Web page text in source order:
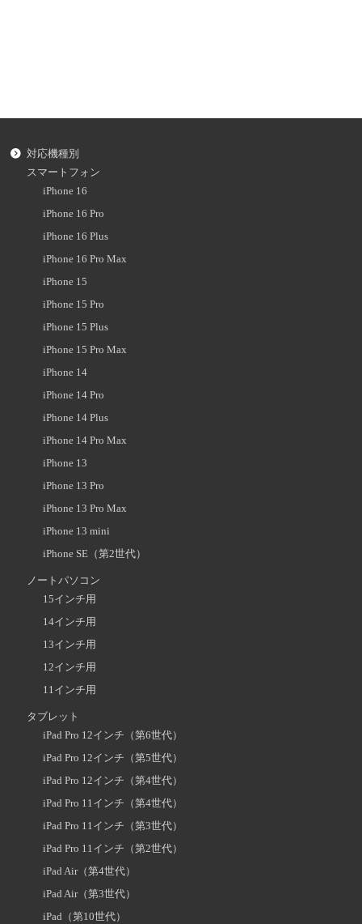
対応機種別
スマートフォン
iPhone 16
iPhone 16 Pro
iPhone 16 Plus
iPhone 16 Pro Max
iPhone 15
iPhone 15 Pro
iPhone 15 Plus
iPhone 15 Pro Max
iPhone 14
iPhone 14 Pro
iPhone 14 Plus
iPhone 14 Pro Max
iPhone 13
iPhone 13 Pro
iPhone 13 Pro Max
iPhone 13 mini
iPhone SE（第2世代）
ノートパソコン
15インチ用
14インチ用
13インチ用
12インチ用
11インチ用
タブレット
iPad Pro 12インチ（第6世代）
iPad Pro 12インチ（第5世代）
iPad Pro 12インチ（第4世代）
iPad Pro 11インチ（第4世代）
iPad Pro 11インチ（第3世代）
iPad Pro 11インチ（第2世代）
iPad Air（第4世代）
iPad Air（第3世代）
iPad（第10世代）